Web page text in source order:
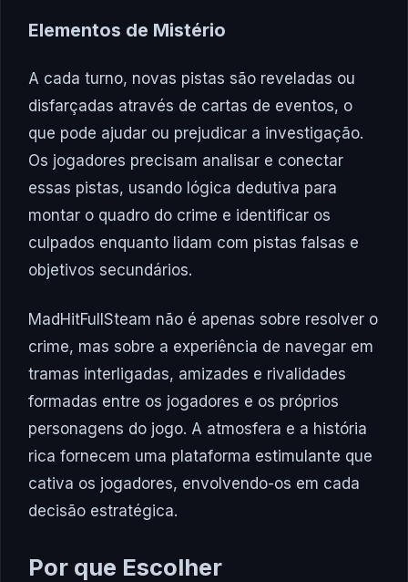
Elementos de Mistério
A cada turno, novas pistas são reveladas ou
disfarçadas através de cartas de eventos, o
que pode ajudar ou prejudicar a investigação.
Os jogadores precisam analisar e conectar
essas pistas, usando lógica dedutiva para
montar o quadro do crime e identificar os
culpados enquanto lidam com pistas falsas e
objetivos secundários.
MadHitFullSteam não é apenas sobre resolver o
crime, mas sobre a experiência de navegar em
tramas interligadas, amizades e rivalidades
formadas entre os jogadores e os próprios
personagens do jogo. A atmosfera e a história
rica fornecem uma plataforma estimulante que
cativa os jogadores, envolvendo-os em cada
decisão estratégica.
Por que Escolher